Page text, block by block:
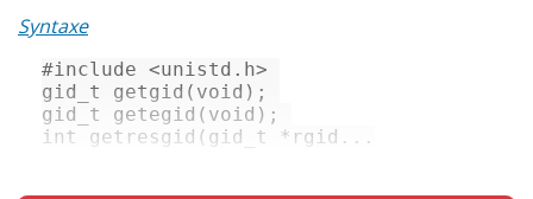
Syntaxe
#include <unistd.h>
gid_t
getgid ( void )
gid_t
getegid ( void )
int
getresgid ( gid_t *rgid...